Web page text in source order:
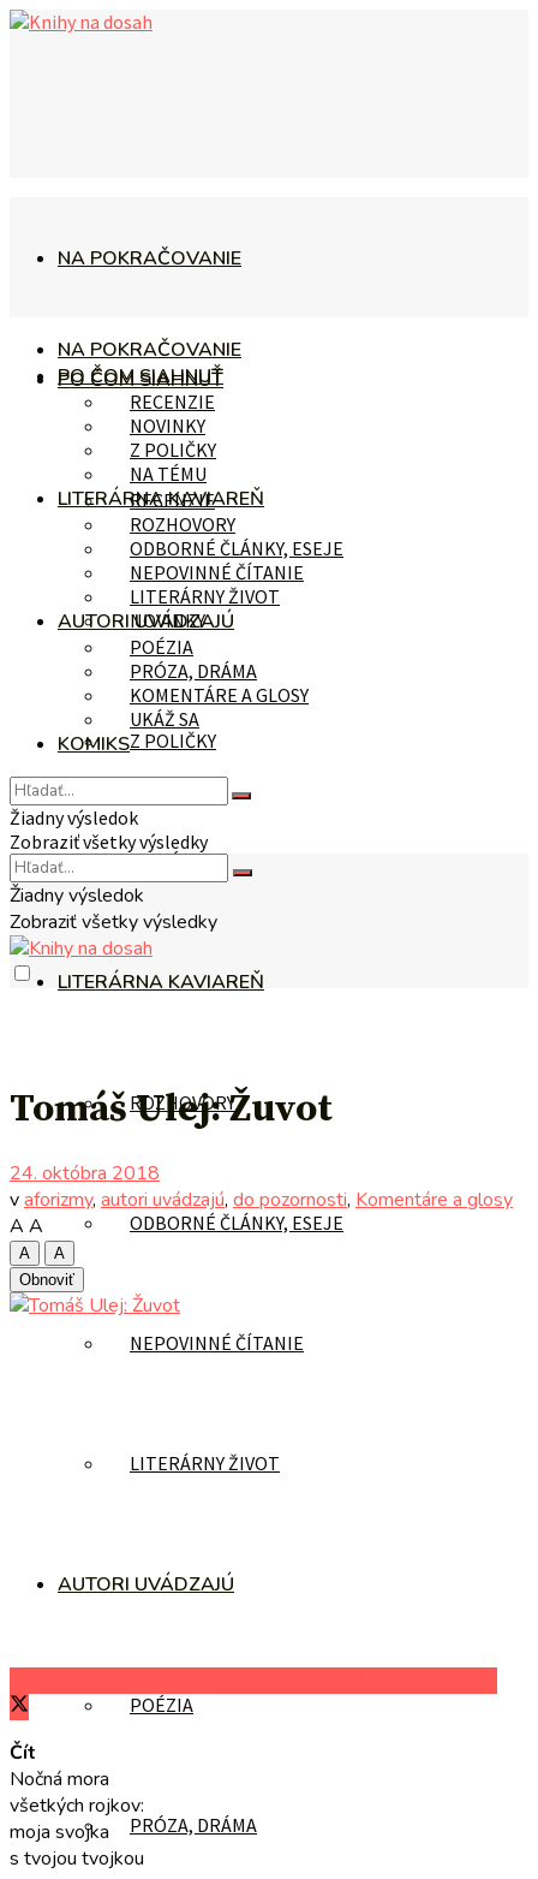
NA POKRAČOVANIE
PO ČOM SIAHNUŤ
RECENZIE
NOVINKY
Z POLIČKY
NA TÉMU
LITERÁRNA KAVIAREŇ
ROZHOVORY
ODBORNÉ ČLÁNKY, ESEJE
NEPOVINNÉ ČÍTANIE
LITERÁRNY ŽIVOT
AUTORI UVÁDZAJÚ
POÉZIA
PRÓZA, DRÁMA
NA POKRAČOVANIE
PO ČOM SIAHNUŤ
RECENZIE
NOVINKY
Z POLIČKY
NA TÉMU
LITERÁRNA KAVIAREŇ
ROZHOVORY
ODBORNÉ ČLÁNKY, ESEJE
NEPOVINNÉ ČÍTANIE
LITERÁRNY ŽIVOT
AUTORI UVÁDZAJÚ
POÉZIA
PRÓZA, DRÁMA
KOMENTÁRE A GLOSY
UKÁŽ SA
KOMIKS
Žiadny výsledok
Zobraziť všetky výsledky
Žiadny výsledok
Zobraziť všetky výsledky
Tomáš Ulej: Žuvot
24. októbra 2018
vaforizmy, autori uvádzajú, do pozornosti, Komentáre a glosy
A A
A
A
Obnoviť
Čít
Nočná mora
všetkých rojkov:
moja svojka
s tvojou tvojkou